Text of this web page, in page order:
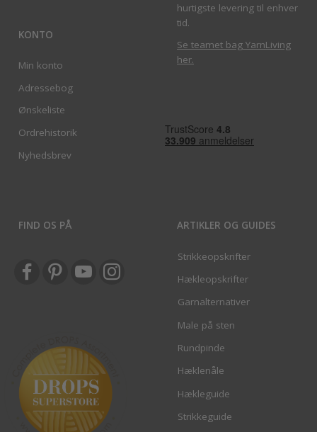
KONTO
Min konto
Adressebog
Ønskeliste
Ordrehistorik
Nyhedsbrev
hurtigste levering til enhver
tid.
Se teamet bag YarnLiving
her.
FIND OS PÅ ARTIKLER OG GUIDES
Strikkeopskrifter
Hækleopskrifter
Garnalternativer
Male på sten
Rundpinde
Hæklenåle
Hækleguide
Strikkeguide